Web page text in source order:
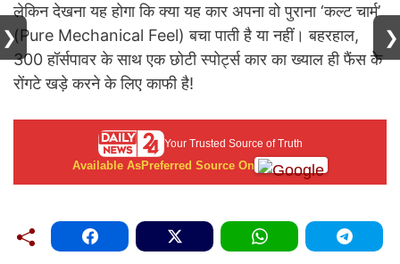
लेकिन देखना यह होगा कि क्या यह कार अपना वो पुराना ‘कल्ट चार्म’
(Pure Mechanical Feel) बचा पाती है या नहीं। बहरहाल,
300 हॉर्सपावर के साथ एक छोटी स्पोर्ट्स कार का ख्याल ही फैंस के
रोंगटे खड़े करने के लिए काफी है!
Your Trusted Source of Truth
Available AsPreferred Source On
❯ ❯